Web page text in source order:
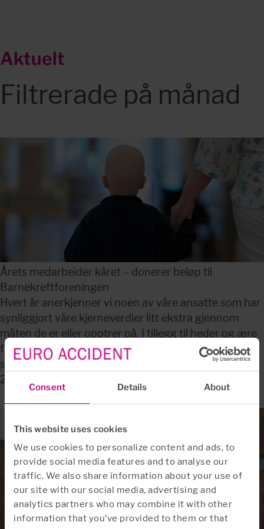
Consent Details About
This website uses cookies
We use cookies to personalize content and ads, to
provide social media features and to analyse our
traffic. We also share information about your use of
our site with our social media, advertising and
analytics partners who may combine it with other
information that you’ve provided to them or that
Aktuelt
Filtrerade på månad
Årets medarbeider kåret – donerer beløp til
Barnekreftforeningen
Hvert år anerkjenner vi noen av våre ansatte som har
synliggjort våre kjerneverdier litt ekstra gjennom
måten de er eller opptrer på. I tillegg til heder og ære
får de også donere et beløp til et veldedig formål de
selv velger.
23.02.2026